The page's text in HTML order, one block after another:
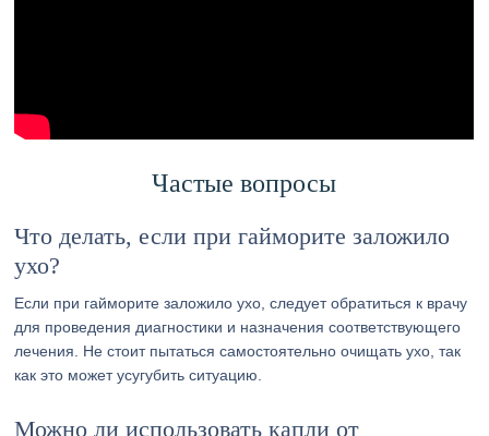
Частые вопросы
Что делать, если при гайморите заложило
ухо?
Если при гайморите заложило ухо, следует обратиться к врачу
для проведения диагностики и назначения соответствующего
лечения. Не стоит пытаться самостоятельно очищать ухо, так
как это может усугубить ситуацию.
Можно ли использовать капли от